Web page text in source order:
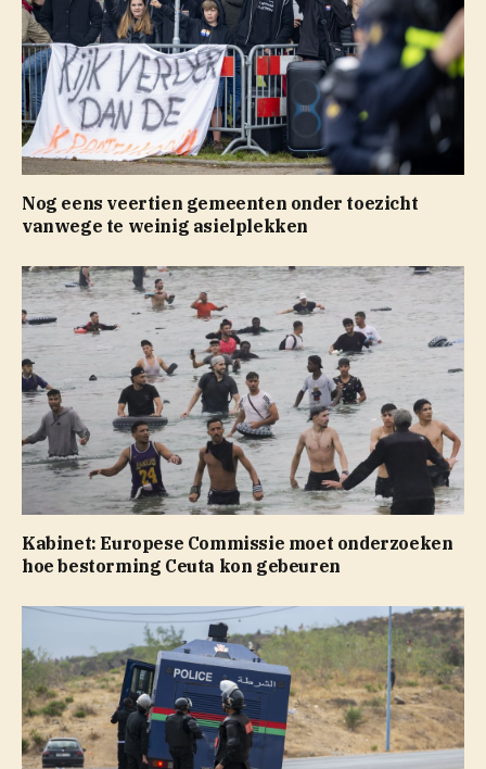
Nog eens veertien gemeenten onder toezicht
vanwege te weinig asielplekken
Kabinet: Europese Commissie moet onderzoeken
hoe bestorming Ceuta kon gebeuren